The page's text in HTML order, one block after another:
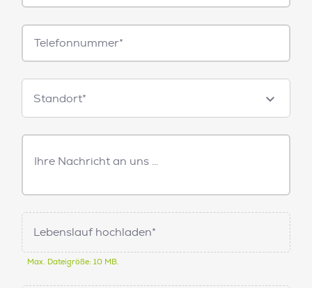
Telefonnummer
Standorte
Standort*
Freitext
Nachricht
Lebenslauf hochladen*
Max. Dateigröße: 10 MB.